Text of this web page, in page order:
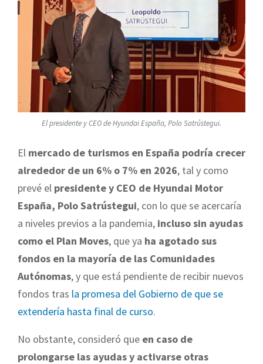
El presidente y CEO de Hyundai España, Polo Satrústegui.
El mercado de turismos en España podría crecer
alrededor de un 6% o 7% en 2026, tal y como
prevé el presidente y CEO de Hyundai Motor
España, Polo Satrústegui, con lo que se acercaría
a niveles previos a la pandemia, incluso sin ayudas
como el Plan Moves, que ya ha agotado sus
fondos en la mayoría de las Comunidades
Autónomas, y que está pendiente de recibir nuevos
fondos tras la promesa del Gobierno de que se
extendería hasta final de curso.
No obstante, consideró que en caso de
prolongarse las ayudas y activarse otras